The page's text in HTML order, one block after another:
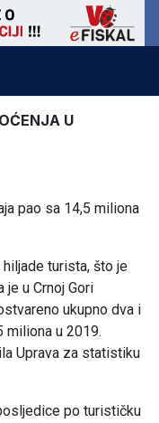
U
pao sa 14,5 miliona
turista, što je
je u Crnoj Gori
ukupno dva i
miliona u 2019.
Uprava za statistiku
po turističku